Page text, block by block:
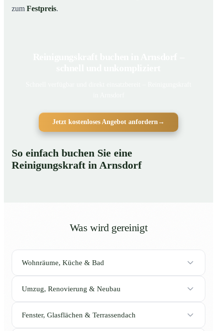
zum Festpreis.
Jetzt kostenloses Angebot anfordern→
So einfach buchen Sie eine
Reinigungskraft in Arnsdorf
Was wird gereinigt
Wohnräume, Küche & Bad
Umzug, Renovierung & Neubau
Fenster, Glasflächen & Terrassendach